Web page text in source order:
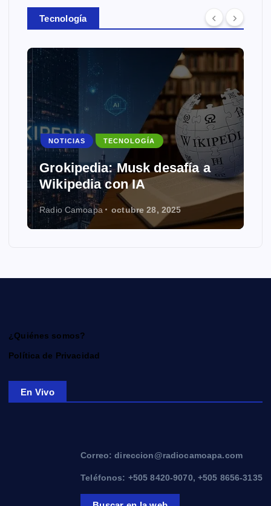
Tecnología
NOTICIAS TECNOLOGÍA
Grokipedia: Musk desafía a
Wikipedia con IA
Radio Camoapa octubre 28, 2025
¿Quiénes somos?
Política de Privacidad
En Vivo
Correo: direccion@radiocamoapa.com
Teléfonos: +505 8420-9070, +505 8656-3135